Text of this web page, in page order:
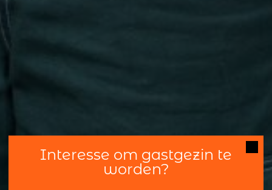
Interesse om gastgezin te
worden?